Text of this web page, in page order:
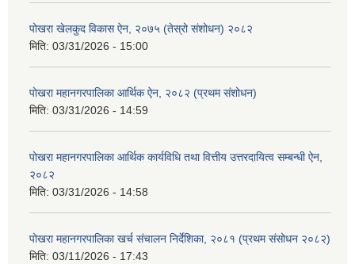
पोखरा खेलकुद विकास ऐन, २०७५ (तेस्रो संशोधन) २०८२
मिति: 03/31/2026 - 15:00
पोखरा महानगरपालिका आर्थिक ऐन, २०८२ (प्रथम संशोधन)
मिति: 03/31/2026 - 14:59
पोखरा महानगरपालिका आर्थिक कार्यविधि तथा वित्तीय उत्तरदायित्व सम्बन्धी ऐन,
२०८२
मिति: 03/31/2026 - 14:58
पोखरा महानगरपालिका खर्च संचालन निर्देशिका, २०८१ (प्रथम संसोधन २०८२)
मिति: 03/11/2026 - 17:43